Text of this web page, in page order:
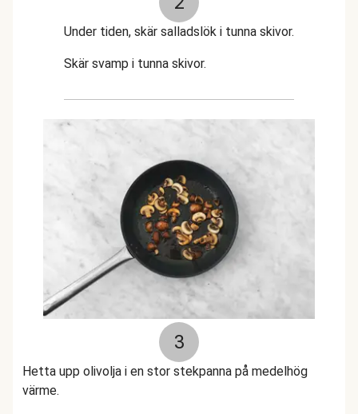
Under tiden, skär salladslök i tunna skivor.
Skär svamp i tunna skivor.
3
Hetta upp olivolja i en stor stekpanna på medelhög
värme.